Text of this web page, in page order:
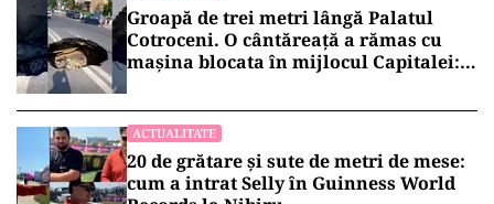
Groapă de trei metri lângă Palatul
Cotroceni. O cântăreață a rămas cu
mașina blocata în mijlocul Capitalei:
ACTUALITATE
20 de grătare și sute de metri de mese:
cum a intrat Selly în Guinness World